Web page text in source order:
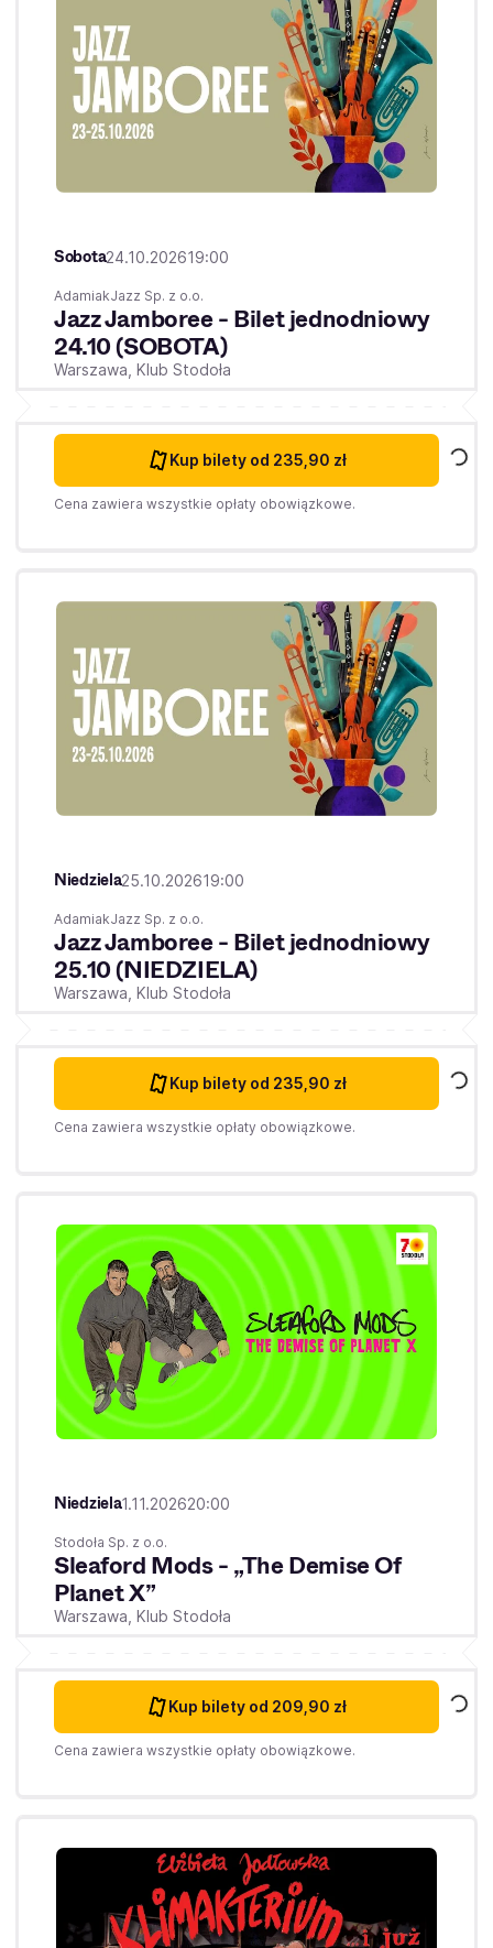
Sobota24.10.202619:00
AdamiakJazz Sp. z o.o.
Jazz Jamboree - Bilet jednodniowy
24.10 (SOBOTA)
Warszawa, Klub Stodoła
Kup bilety od 235,90 zł
Cena zawiera wszystkie opłaty obowiązkowe.
Niedziela25.10.202619:00
AdamiakJazz Sp. z o.o.
Jazz Jamboree - Bilet jednodniowy
25.10 (NIEDZIELA)
Warszawa, Klub Stodoła
Kup bilety od 235,90 zł
Cena zawiera wszystkie opłaty obowiązkowe.
Niedziela1.11.202620:00
Stodoła Sp. z o.o.
Sleaford Mods - „The Demise Of
Planet X”
Warszawa, Klub Stodoła
Kup bilety od 209,90 zł
Cena zawiera wszystkie opłaty obowiązkowe.